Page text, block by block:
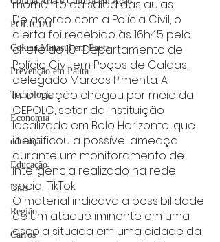
POLICIAL
Coluna Minasul em Pauta
Prevenção em Pauta
Tecnologia
Economia
educaçao
Educação
Unis
Região
Carros
momento da saída das aulas.
De acordo com a Polícia Civil, o
alerta foi recebido às 16h45 pelo
chefe do 18º Departamento de
Polícia Civil em Poços de Caldas,
delegado Marcos Pimenta. A
informação chegou por meio da
CEPOLC, setor da instituição
localizado em Belo Horizonte, que
identificou a possível ameaça
durante um monitoramento de
inteligência realizado na rede
social TikTok.
O material indicava a possibilidade
de um ataque iminente em uma
escola situada em uma cidade da